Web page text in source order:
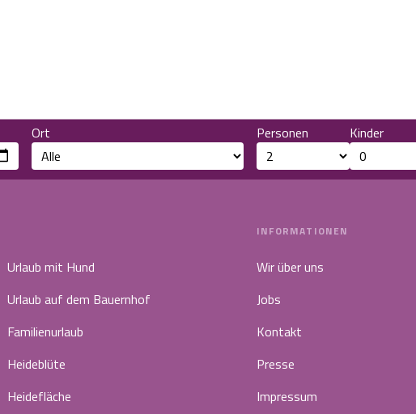
Ort Personen
Kinder
Urlaub mit Hund
Urlaub auf dem Bauernhof
Familienurlaub
Heideblüte
Heidefläche
INFORMATIONEN
Wir über uns
Jobs
Kontakt
Presse
Impressum